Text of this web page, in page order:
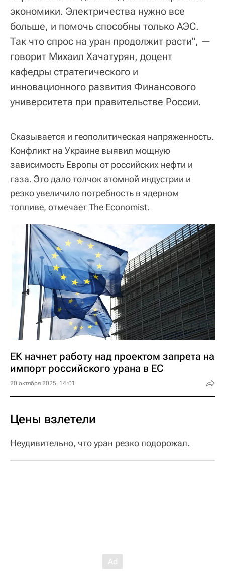
экономики. Электричества нужно все
больше, и помочь способны только АЭС.
Так что спрос на уран продолжит расти", —
говорит Михаил Хачатурян, доцент
кафедры стратегического и
инновационного развития Финансового
университета при правительстве России.
Сказывается и геополитическая напряженность.
Конфликт на Украине выявил мощную
зависимость Европы от российских нефти и
газа. Это дало толчок атомной индустрии и
резко увеличило потребность в ядерном
топливе, отмечает The Economist.
ЕК начнет работу над проектом запрета на
импорт российского урана в ЕС
20 октября 2025, 14:01
Цены взлетели
Неудивительно, что уран резко подорожал.